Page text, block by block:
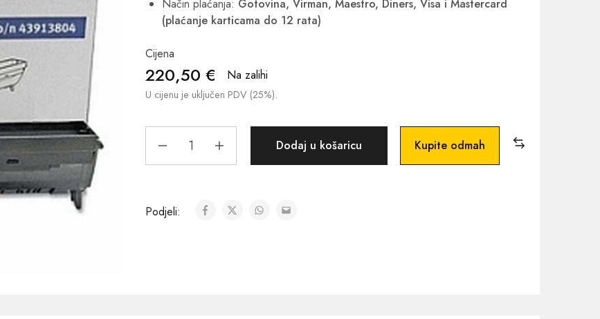
Način plaćanja: Gotovina, Virman, Maestro, Diners, Visa i Mastercard
(plaćanje karticama do 12 rata)
Cijena
220,50€ Na zalihi
U cijenu je uključen PDV (25%).
Dodaj u košaricu Kupite odmah
Podjeli: